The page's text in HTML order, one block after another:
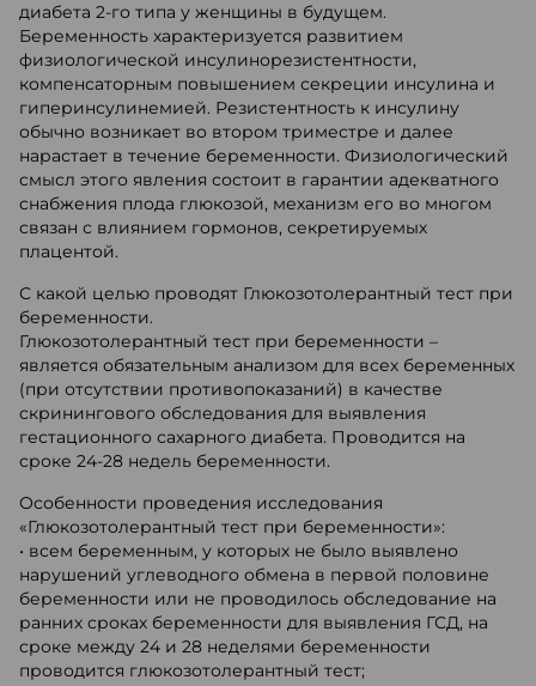
диабета 2-го типа у женщины в будущем.
Беременность характеризуется развитием
физиологической инсулинорезистентности,
компенсаторным повышением секреции инсулина и
гиперинсулинемией. Резистентность к инсулину
обычно возникает во втором триместре и далее
нарастает в течение беременности. Физиологический
смысл этого явления состоит в гарантии адекватного
снабжения плода глюкозой, механизм его во многом
связан с влиянием гормонов, секретируемых
плацентой.
С какой целью проводят Глюкозотолерантный тест при
беременности.
Глюкозотолерантный тест при беременности –
является обязательным анализом для всех беременных
(при отсутствии противопоказаний) в качестве
скринингового обследования для выявления
гестационного сахарного диабета. Проводится на
сроке 24-28 недель беременности.
Особенности проведения исследования
«Глюкозотолерантный тест при беременности»:
• всем беременным, у которых не было выявлено
нарушений углеводного обмена в первой половине
беременности или не проводилось обследование на
ранних сроках беременности для выявления ГСД, на
сроке между 24 и 28 неделями беременности
проводится глюкозотолерантный тест;